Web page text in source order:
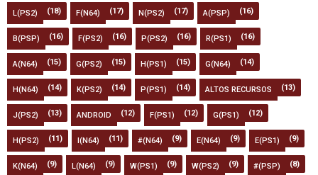
L(PS2) (18) F(N64) (17) N(PS2) (17) A(PSP) (16)
B(PSP) (16) F(PS2) (16) P(PS2) (16) R(PS1) (16)
A(N64) (15) G(PS2) (15) H(PS1) (15) G(N64) (14)
H(N64) (14) K(PS2) (14) P(PS1) (14) ALTOS RECURSOS (13)
J(PS2) (13) ANDROID (12) F(PS1) (12) G(PS1) (12)
H(PS2) (11) I(N64) (11) #(N64) (9) E(N64) (9) E(PS1) (9)
K(N64) (9) L(N64) (9) W(PS1) (9) W(PS2) (9) #(PSP) (8)